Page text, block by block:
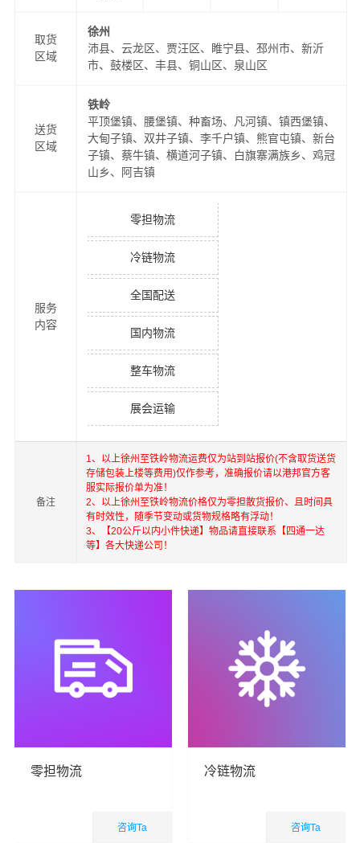
取货
区域
徐州
沛县、云龙区、贾汪区、睢宁县、邳州市、新沂
市、鼓楼区、丰县、铜山区、泉山区
送货
区域
铁岭
平顶堡镇、腰堡镇、种畜场、凡河镇、镇西堡镇、
大甸子镇、双井子镇、李千户镇、熊官屯镇、新台
子镇、蔡牛镇、横道河子镇、白旗寨满族乡、鸡冠
山乡、阿吉镇
服务
内容
零担物流
冷链物流
全国配送
国内物流
整车物流
展会运输
备注
1、以上徐州 至铁岭物流运费仅为站到站报价(不含取货送货
存储包装上楼等费用)仅作参考，准确报价请以港邦官方客
服实际报价单为准！
2、以上徐州 至铁岭物流价格仅为零担散货报价、且时间具
有时效性，随季节变动或货物规格略有浮动！
3、【20公斤以内小件快递】物品请直接联系【四通一达
等】各大快递公司！
零担物流
咨询Ta
冷链物流
咨询Ta